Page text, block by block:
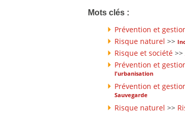
Mots clés :
Prévention et
Risque naturel >>
Risque et société >>
Prévention et
l'urbanisation
Prévention et
Sauvegarde
Risque naturel >>